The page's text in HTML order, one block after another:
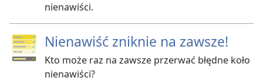
nienawiści.
Nienawiść zniknie na zawsze!
Kto może raz na zawsze przerwać błędne koło
nienawiści?